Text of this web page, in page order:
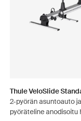
Thule VeloSlide
2-pyörän asuntoauto
pyöräteline